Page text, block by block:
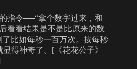
指令──“拿个数字过来，和
看看结果是不是比原来的数
比如每秒一百万次。按每秒
得神奇了。[《花花公子》